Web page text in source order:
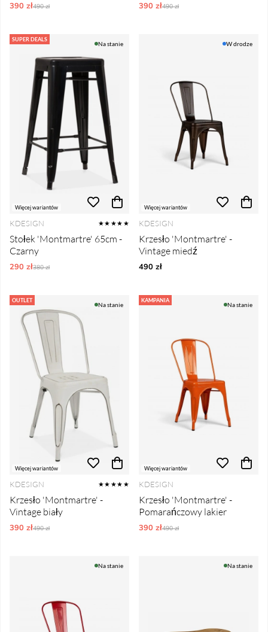
390 złOrdynarne ceny:
490 zł 390 złOrdynarne ceny:
490 zł
SUPER DEALS
Więcej wariantów
Na stanie
KDESIGN ★★★★★
Stołek 'Montmartre' 65cm -
Czarny
290 złOrdynarne ceny:
380 zł
Więcej wariantów
W drodze
KDESIGN
Krzesło 'Montmartre' -
Vintage miedź
490 zł
OUTLET
Więcej wariantów
Na stanie
KDESIGN ★★★★★
Krzesło 'Montmartre' -
Vintage biały
390 złOrdynarne ceny:
490 zł
KAMPANIA
Więcej wariantów
Na stanie
KDESIGN
Krzesło 'Montmartre' -
Pomarańczowy lakier
390 złOrdynarne ceny:
490 zł
Na stanie Na stanie